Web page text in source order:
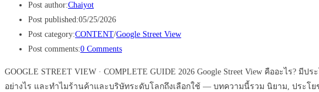
Post author:Chaiyot
Post published:05/25/2026
Post category:CONTENT/Google Street View
Post comments:0 Comments
GOOGLE STREET VIEW · COMPLETE GUIDE 2026 Google Street View คืออะไร
อย่างไร และทำไมร้านค้าและบริษัทระดับโลกถึงเลือกใช้ — บทความนี้รวม นิยาม, ประโ